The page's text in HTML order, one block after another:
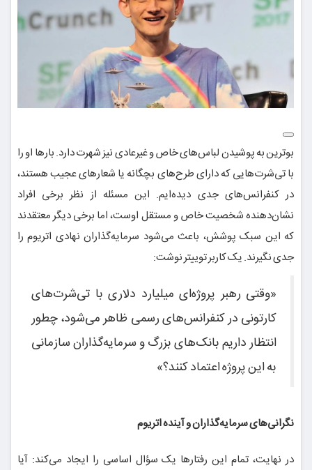
بوترین به پوشیدن لباس‌های خاص و غیرعادی نیز شهرت دارد. بارها او را
با تی‌شرت‌هایی که دارای طرح‌های بچگانه یا شعارهای عجیب هستند،
در کنفرانس‌های جدی دیده‌ایم. این مسئله از نظر برخی افراد
نشان‌دهنده شخصیت خاص و مستقل اوست، اما برخی دیگر معتقدند
که این سبک پوشش، باعث می‌شود سرمایه‌گذاران نهادی اتریوم را
جدی نگیرند. یک کاربر توییتر نوشت:
«وقتی رهبر پروژه‌ای میلیارد دلاری با تی‌شرت‌های
کارتونی در کنفرانس‌های رسمی ظاهر می‌شود، چطور
انتظار داریم بانک‌های بزرگ و سرمایه‌گذاران سازمانی
به این پروژه اعتماد کنند؟»
نگرانی‌های سرمایه‌گذاران و آینده اتریوم
در نهایت، تمام این رفتارها یک سؤال اساسی را ایجاد می‌کند: آیا